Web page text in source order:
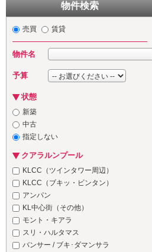
物件検索
売買 賃貸
物件名
予算
状態
新築
中古
指定しない
クアラルンプール
KLCC（ツインタワー周辺）
KLCC（ブキッ・ビンタン）
アンパン
KL中心街（その他）
モント・キアラ
スリ・ハルタマス
バンサー / ブキ･ダマンサラ